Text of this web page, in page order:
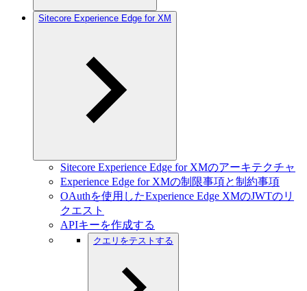
Sitecore Experience Edge for XM
Sitecore Experience Edge for XMのアーキテクチャ
Experience Edge for XMの制限事項と制約事項
OAuthを使用したExperience Edge XMのJWTのリ
クエスト
APIキーを作成する
クエリをテストする